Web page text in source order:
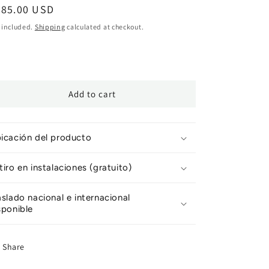
USD
included. Shipping calculated at checkout.
Add to cart
del producto
en instalaciones (gratuito)
nacional e internacional
Share